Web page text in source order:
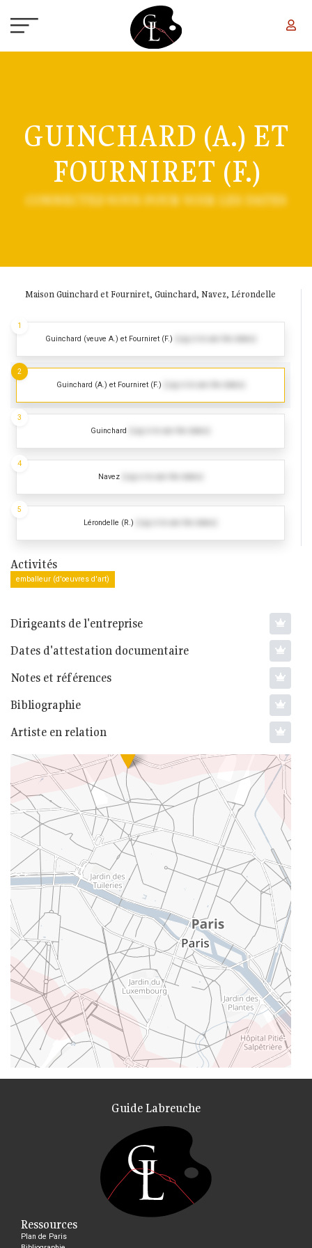
GUINCHARD (A.) ET
FOURNIRET (F.)
CONNECTEZ-VOUS POUR VOIR LES DATES
Maison Guinchard et Fourniret, Guinchard, Navez, Lérondelle
Guinchard (veuve A.) et Fourniret (F.)
1
Guinchard (A.) et Fourniret (F.)
2
Guinchard
3
Navez
4
Lérondelle (R.)
5
Activités
emballeur (d'oeuvres d'art)
Dirigeants de l'entreprise
Dates d'attestation documentaire
Notes et références
Bibliographie
Artiste en relation
Guide Labreuche
Ressources
Plan de Paris